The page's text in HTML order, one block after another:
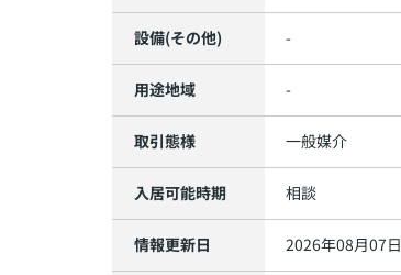
設備(その他) -
用途地域 -
取引態様 一般媒介
入居可能時期 相談
情報更新日 2026年08月07日